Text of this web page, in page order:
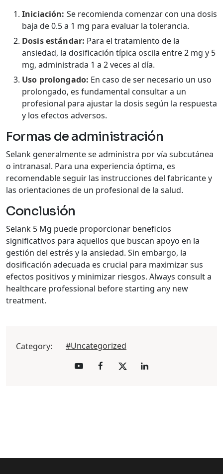
Iniciación: Se recomienda comenzar con una dosis
baja de 0.5 a 1 mg para evaluar la tolerancia.
Dosis estándar: Para el tratamiento de la
ansiedad, la dosificación típica oscila entre 2 mg y 5
mg, administrada 1 a 2 veces al día.
Uso prolongado: En caso de ser necesario un uso
prolongado, es fundamental consultar a un
profesional para ajustar la dosis según la respuesta
y los efectos adversos.
Formas de administración
Selank generalmente se administra por vía subcutánea
o intranasal. Para una experiencia óptima, es
recomendable seguir las instrucciones del fabricante y
las orientaciones de un profesional de la salud.
Conclusión
Selank 5 Mg puede proporcionar beneficios
significativos para aquellos que buscan apoyo en la
gestión del estrés y la ansiedad. Sin embargo, la
dosificación adecuada es crucial para maximizar sus
efectos positivos y minimizar riesgos. Always consult a
healthcare professional before starting any new
treatment.
Category: #Uncategorized